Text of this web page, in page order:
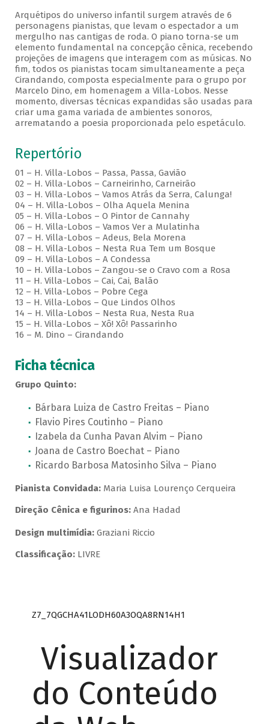
Arquétipos do universo infantil surgem através de 6
personagens pianistas, que levam o espectador a um
mergulho nas cantigas de roda. O piano torna-se um
elemento fundamental na concepção cênica, recebendo
projeções de imagens que interagem com as músicas. No
fim, todos os pianistas tocam simultaneamente a peça
Cirandando, composta especialmente para o grupo por
Marcelo Dino, em homenagem a Villa-Lobos. Nesse
momento, diversas técnicas expandidas são usadas para
criar uma gama variada de ambientes sonoros,
arrematando a poesia proporcionada pelo espetáculo.
Repertório
01 – H. Villa-Lobos – Passa, Passa, Gavião
02 – H. Villa-Lobos – Carneirinho, Carneirão
03 – H. Villa-Lobos – Vamos Atrás da Serra, Calunga!
04 – H. Villa-Lobos – Olha Aquela Menina
05 – H. Villa-Lobos – O Pintor de Cannahy
06 – H. Villa-Lobos – Vamos Ver a Mulatinha
07 – H. Villa-Lobos – Adeus, Bela Morena
08 – H. Villa-Lobos – Nesta Rua Tem um Bosque
09 – H. Villa-Lobos – A Condessa
10 – H. Villa-Lobos – Zangou-se o Cravo com a Rosa
11 – H. Villa-Lobos – Cai, Cai, Balão
12 – H. Villa-Lobos – Pobre Cega
13 – H. Villa-Lobos – Que Lindos Olhos
14 – H. Villa-Lobos – Nesta Rua, Nesta Rua
15 – H. Villa-Lobos – Xô! Xô! Passarinho
16 – M. Dino – Cirandando
Ficha técnica
Grupo Quinto:
Bárbara Luiza de Castro Freitas – Piano
Flavio Pires Coutinho – Piano
Izabela da Cunha Pavan Alvim – Piano
Joana de Castro Boechat – Piano
Ricardo Barbosa Matosinho Silva – Piano
Pianista Convidada: Maria Luisa Lourenço Cerqueira
Direção Cênica e figurinos:Ana Hadad
Design multimídia:Graziani Riccio
Classificação:LIVRE
Z7_7QGCHA41LODH60A3OQA8RN14H1
Visualizador
do Conteúdo